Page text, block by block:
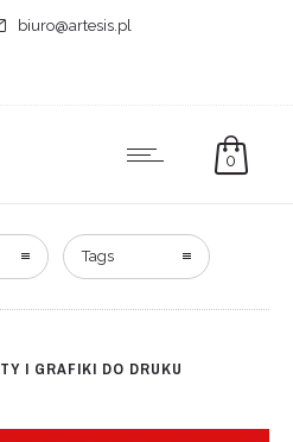
biuro@artesis.pl
0
Tags
I GRAFIKI DO DRUKU